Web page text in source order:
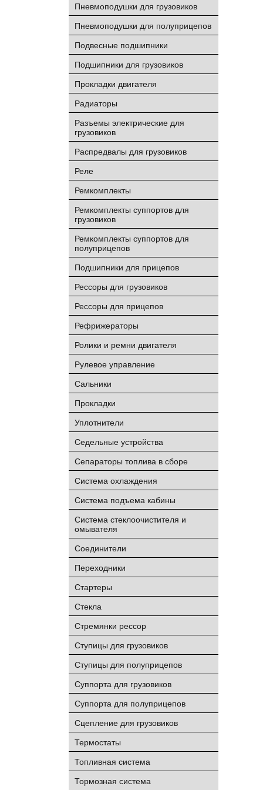
Пневмоподушки для грузовиков
Пневмоподушки для полуприцепов
Подвесные подшипники
Подшипники для грузовиков
Прокладки двигателя
Радиаторы
Разъемы электрические для
грузовиков
Распредвалы для грузовиков
Реле
Ремкомплекты
Ремкомплекты суппортов для
грузовиков
Ремкомплекты суппортов для
полуприцепов
Подшипники для прицепов
Рессоры для грузовиков
Рессоры для прицепов
Рефрижераторы
Ролики и ремни двигателя
Рулевое управление
Сальники
Прокладки
Уплотнители
Седельные устройства
Сепараторы топлива в сборе
Система охлаждения
Система подъема кабины
Система стеклоочистителя и
омывателя
Соединители
Переходники
Стартеры
Стекла
Стремянки рессор
Ступицы для грузовиков
Ступицы для полуприцепов
Суппорта для грузовиков
Суппорта для полуприцепов
Сцепление для грузовиков
Термостаты
Топливная система
Тормозная система